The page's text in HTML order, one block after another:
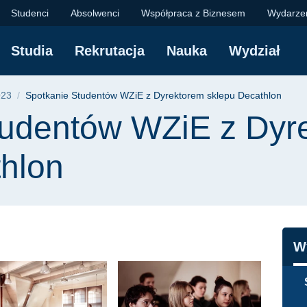
z
Studenci Absolwenci Współpraca z Biznesem
Studia Rekrutacja Nauka Wydział
Spotkanie Studentów WZiE z Dyrektorem sklepu Decathlon
WZiE z